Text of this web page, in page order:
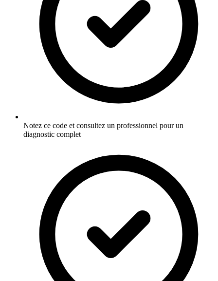
Notez ce code et consultez un professionnel pour un
diagnostic complet